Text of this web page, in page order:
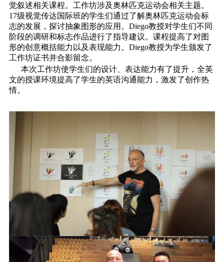
觉叙述相关课程。工作坊涉及奥林匹克运动会相关主题。
17级视觉传达国际班的学生们通过了解奥林匹克运动会标
志的发展，探讨抽象图形的应用。Diego教授对学生们不同
阶段的调研和标志作品进行了指导建议。课程提高了对图
形的创意概括能力以及表现能力。Diego教授为学生颁发了
工作坊证书并合影留念。
本次工作坊使学生们的设计、表达能力有了提升，全英
文的授课环境提高了学生的英语沟通能力，激发了创作热
情。